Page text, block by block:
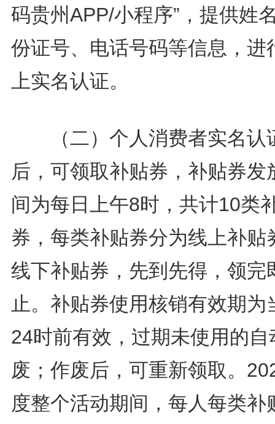
码贵州APP/小程序”，提供姓
份证号、电话号码等信息，进
上实名认证。
（二）个人消费者实名认
后，可领取补贴券，补贴券发
间为每日上午8时，共计10类
券，每类补贴券分为线上补贴
线下补贴券，先到先得，领完
止。补贴券使用核销有效期为
24时前有效，过期未使用的自
废；作废后，可重新领取。
度整个活动期间，每人每类补